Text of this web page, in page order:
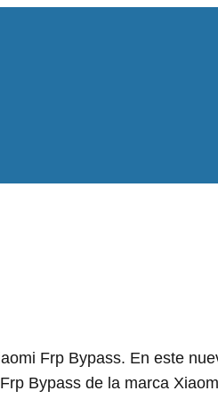
Frp Bypass. En este
Bypass de la marca